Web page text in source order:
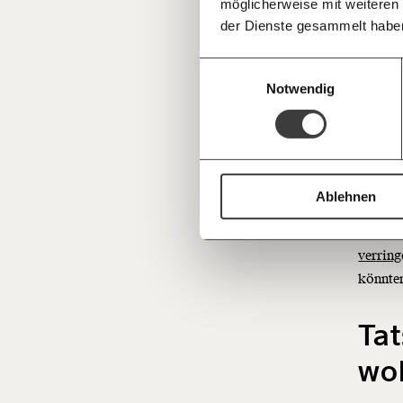
möglicherweise mit
der Dienste gesammelt
Notwendig
Ablehnen
Deine Spende absetzen:Fragen und
die
In